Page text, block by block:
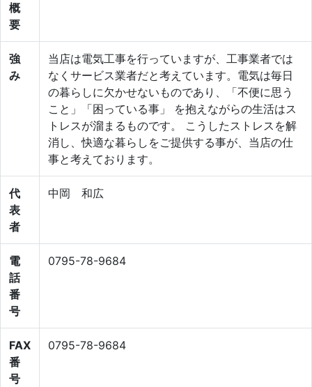
概
要
強
み
当店は電気工事を行っていますが、工事業者では
なくサービス業者だと考えています。電気は毎日
の暮らしに欠かせないものであり、「不便に思う
こと」「困っている事」 を抱えながらの生活はス
トレスが溜まるものです。 こうしたストレスを解
消し、快適な暮らしをご提供する事が、当店の仕
事と考えております。
代
表
者
中岡 和広
電
話
番
号
0795-78-9684
FAX
番
号
0795-78-9684